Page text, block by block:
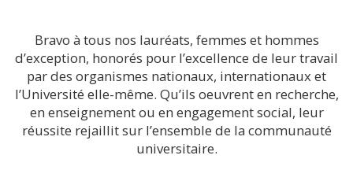
Bravo à tous nos lauréats, femmes et hommes
d’exception, honorés pour l’excellence de leur travail
par des organismes nationaux, internationaux et
l’Université elle-même. Qu’ils oeuvrent en recherche,
en enseignement ou en engagement social, leur
réussite rejaillit sur l’ensemble de la communauté
universitaire.